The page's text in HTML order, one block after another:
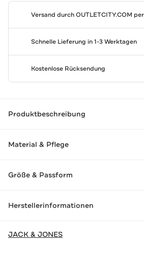
Versand durchOUTLETCITY.COM
Schnelle Lieferung in 1-3 Werktagen
Kostenlose Rücksendung
Produktbeschreibung
Material & Pflege
Größe & Passform
Herstellerinformationen
JACK & JONES